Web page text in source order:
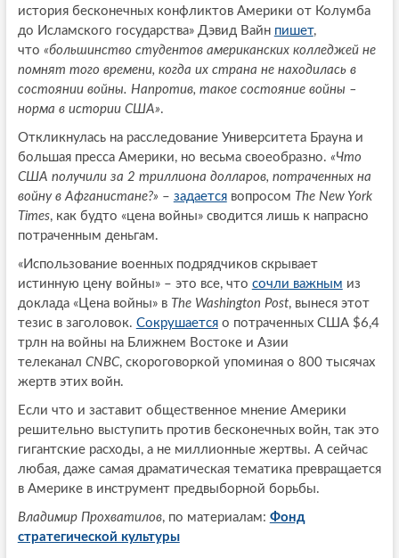
история бесконечных конфликтов Америки от Колумба
до Исламского государства» Дэвид Вайн пишет,
что «большинство студентов американских колледжей не
помнят того времени, когда их страна не находилась в
состоянии войны. Напротив, такое состояние войны –
норма в истории США».
Откликнулась на расследование Университета Брауна и
большая пресса Америки, но весьма своеобразно. «Что
США получили за 2 триллиона долларов, потраченных на
войну в Афганистане?» – задаетсявопросом The New York
Times, как будто «цена войны» сводится лишь к напрасно
потраченным деньгам.
«Использование военных подрядчиков скрывает
истинную цену войны» – это все, что сочли важным из
доклада «Цена войны» в The Washington Post, вынеся этот
тезис в заголовок. Сокрушаетсяо потраченных США $6,4
трлн на войны на Ближнем Востоке и Азии
телеканал CNBC, скороговоркой упоминая о 800 тысячах
жертв этих войн.
Если что и заставит общественное мнение Америки
решительно выступить против бесконечных войн, так это
гигантские расходы, а не миллионные жертвы. А сейчас
любая, даже самая драматическая тематика превращается
в Америке в инструмент предвыборной борьбы.
Владимир Прохватилов, по материалам: Фонд
стратегической культуры